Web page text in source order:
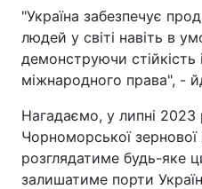
"Україна забезпечує
людей у світі навіть в
демонструючи стійкість
міжнародного права", -
Нагадаємо, у липні
Чорноморської зернової
розглядатиме будь-яке
залишатиме порти